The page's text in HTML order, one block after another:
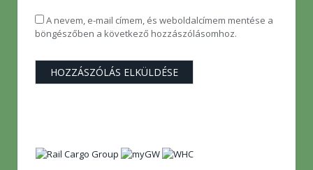
A nevem, e-mail címem, és weboldalcímem mentése a
böngészőben a következő hozzászólásomhoz.